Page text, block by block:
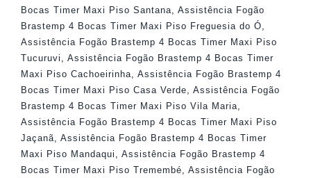
Bocas Timer Maxi Piso Santana
Assistência Fogão
Brastemp 4 Bocas Timer Maxi Piso Freguesia do Ó
Assistência Fogão Brastemp 4 Bocas Timer Maxi Piso
Tucuruvi
Assistência Fogão Brastemp 4 Bocas Timer
Maxi Piso Cachoeirinha
Assistência Fogão Brastemp 4
Bocas Timer Maxi Piso Casa Verde
Assistência Fogão
Brastemp 4 Bocas Timer Maxi Piso Vila Maria
Assistência Fogão Brastemp 4 Bocas Timer Maxi Piso
Jaçanã
Assistência Fogão Brastemp 4 Bocas Timer
Maxi Piso Mandaqui
Assistência Fogão Brastemp 4
Bocas Timer Maxi Piso Tremembé
Assistência Fogão